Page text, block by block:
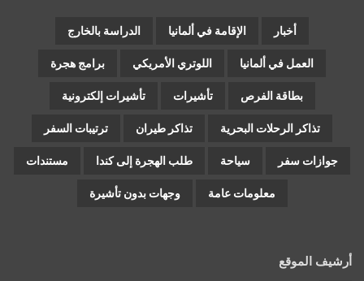
أخبار الإقامة في ألمانيا الدراسة بالخارج
العمل في ألمانيا اللوتري الأمريكي برامج هجرة
بطاقة الفرص تأشيرات تأشيرات إلكترونية
تذاكر الرحلات البحرية تذاكر طيران ترتيبات السفر
جوازات سفر سياحة طلب الهجرة إلى كندا مستندات
معلومات عامة وجهات بدون تأشيرة
أرشيف الموقع